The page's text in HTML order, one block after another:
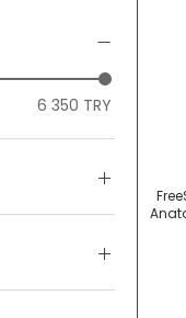
6 350 TRY
-15 no - 10,1